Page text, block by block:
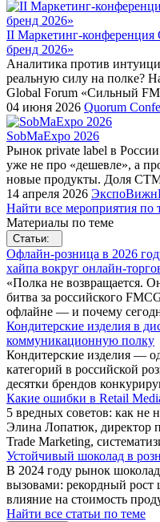
II Маркетинг-
бренд 2026»
Аналитика против
реальную силу на полке?
Global Forum «Сильный
04 июня 2026 Quorum
SobMaExpo 2026
Рынок private label в
уже не про «дешевле», а
новые продукты. Доля
14 апреля 2026
Найти все мероприятия по
Материалы по теме
Статьи:
Офлайн-розница в 2026
хайпа вокруг онлайн-
«Полка не возвращается.
битва за российского
офлайне — и почему
Кондитерские изделия в
коммуникационную полку
Кондитерские изделия —
категорий в российской
десятки брендов
Какие ошибки в Retail
5 вредных советов: как не
Элина Лопатюк, директор
Trade Marketing,
Устойчивый шоколад в
В 2024 году рынок
вызовами: рекордный рост
влияние на стоимость
Найти все статьи по теме